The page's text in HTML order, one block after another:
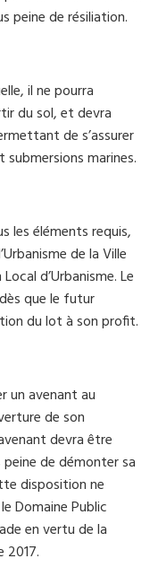
peine de résiliation.
il ne pourra
du sol, et devra
de s’assurer
marines.
les éléments requis,
de la Ville
d’Urbanisme. Le
que le futur
du lot à son profit.
un avenant au
de son
devra être
de démonter sa
disposition ne
Domaine Public
en vertu de la
2017.